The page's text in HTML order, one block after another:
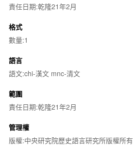
責任日期:乾隆21年2月
格式
數量:1
語言
語文:chi-漢文 mnc-清文
範圍
責任日期:乾隆21年2月
管理權
版權:中央研究院歷史語言研究所版權所有